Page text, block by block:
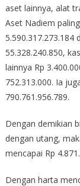
aset lainnya, alat
Aset Nadiem
5.590.317.273.184
55.328.240.850,
lainnya Rp
752.313.000. Ia
790.761.956.789.
Dengan demikian
dengan utang,
mencapai Rp
Dengan harta